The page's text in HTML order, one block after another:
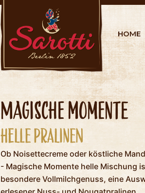
HOME
Magische Momente
Helle Pralinen
Ob Noisettecreme oder köstliche
- Magische Momente helle Mischung
besondere Vollmilchgenuss, eine